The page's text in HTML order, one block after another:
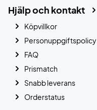
Hjälp och kontakt
Köpvillkor
Personuppgiftspolicy
FAQ
Prismatch
Snabb leverans
Orderstatus